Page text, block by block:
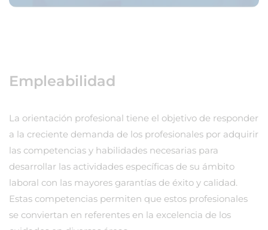
Empleabilidad
La orientación profesional tiene el objetivo de responder
a la creciente demanda de los profesionales por adquirir
las competencias y habilidades necesarias para
desarrollar las actividades específicas de su ámbito
laboral con las mayores garantías de éxito y calidad.
Estas competencias permiten que estos profesionales
se conviertan en referentes en la excelencia de los